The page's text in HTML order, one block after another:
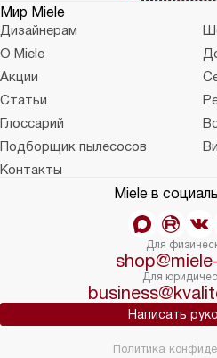
Мир Miele
Дизайнерам
О Miele
Акции
Статьи
Глоссарий
Подборщик пылесосов
Контакты
Miele в
Для
Для
Написать
Политика